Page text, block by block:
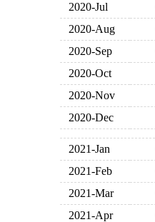
2020-Jul
2020-Aug
2020-Sep
2020-Oct
2020-Nov
2020-Dec
2021-Jan
2021-Feb
2021-Mar
2021-Apr